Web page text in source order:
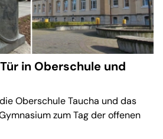
in Oberschule und
Oberschule Taucha und das
zum Tag der offenen